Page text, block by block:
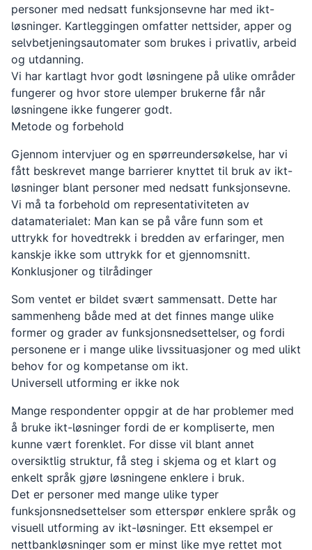
personer med nedsatt funksjonsevne har med ikt-
løsninger. Kartleggingen omfatter nettsider, apper og
selvbetjeningsautomater som brukes i privatliv, arbeid
og utdanning.
Vi har kartlagt hvor godt løsningene på ulike områder
fungerer og hvor store ulemper brukerne får når
løsningene ikke fungerer godt.
Metode og forbehold
Gjennom intervjuer og en spørreundersøkelse, har vi
fått beskrevet mange barrierer knyttet til bruk av ikt-
løsninger blant personer med nedsatt funksjonsevne.
Vi må ta forbehold om representativiteten av
datamaterialet: Man kan se på våre funn som et
uttrykk for hovedtrekk i bredden av erfaringer, men
kanskje ikke som uttrykk for et gjennomsnitt.
Konklusjoner og tilrådinger
Som ventet er bildet svært sammensatt. Dette har
sammenheng både med at det finnes mange ulike
former og grader av funksjonsnedsettelser, og fordi
personene er i mange ulike livssituasjoner og med ulikt
behov for og kompetanse om ikt.
Universell utforming er ikke nok
Mange respondenter oppgir at de har problemer med
å bruke ikt-løsninger fordi de er kompliserte, men
kunne vært forenklet. For disse vil blant annet
oversiktlig struktur, få steg i skjema og et klart og
enkelt språk gjøre løsningene enklere i bruk.
Det er personer med mange ulike typer
funksjonsnedsettelser som etterspør enklere språk og
visuell utforming av ikt-løsninger. Ett eksempel er
nettbankløsninger som er minst like mye rettet mot